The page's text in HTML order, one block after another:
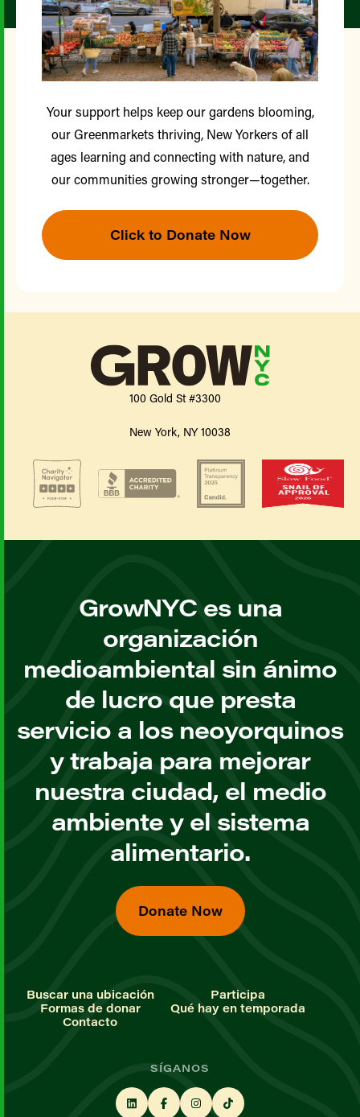
Your support helps keep our gardens blooming,
our Greenmarkets thriving, New Yorkers of all
ages learning and connecting with nature, and
our communities growing stronger—together.
Click to Donate Now
100 Gold St #3300
New York, NY 10038
GrowNYC es una
organización
medioambiental sin ánimo
de lucro que presta
servicio a los neoyorquinos
y trabaja para mejorar
nuestra ciudad, el medio
ambiente y el sistema
alimentario.
Donate Now
Buscar una ubicación
Participa
Formas de donar
Qué hay en temporada
Contacto
SÍGANOS